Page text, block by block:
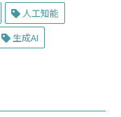
人工知能
生成AI